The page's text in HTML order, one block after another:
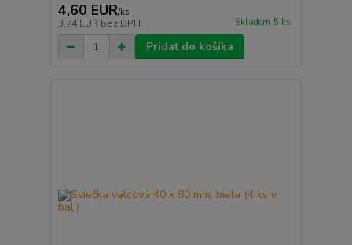
4,60 EUR/ks
3,74 EUR bez DPH Skladom 5 ks
Pridať do košíka